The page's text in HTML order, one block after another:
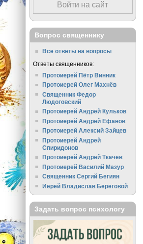
Войти на сайт
Вопрос священнику
Все ответы на вопросы
Ответы священников:
Протоиерей Пётр Винник
Протоиерей Олег Махнёв
Священник Федор
Людоговский
Протоиерей Андрей Кульков
Протоиерей Андрей Ефанов
Протоиерей Алексий Зайцев
Протоиерей Андрей
Спиридонов
Протоиерей Андрей Ткачёв
Протоиерей Василий Мазур
Священник Сергий Бегиян
Иерей Владислав Береговой
Задать вопрос психологу